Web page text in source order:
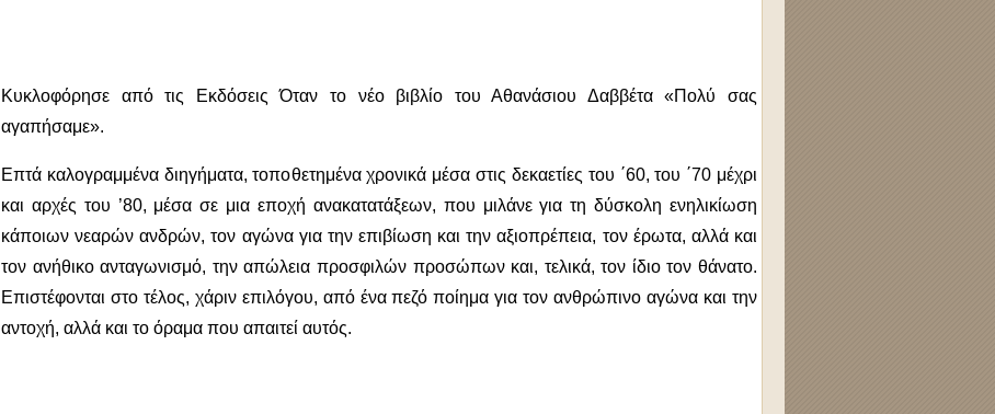
Κυκλοφόρησε από τις Εκδόσεις Όταν το νέο βιβλίο του Αθανάσιου Δαββέτα «Πολύ σας
αγαπήσαμε».
Επτά καλογραμμένα διηγήματα, τοποθετημένα χρονικά μέσα στις δεκαετίες του ΄60, του ΄70 μέχρι
και αρχές του ’80, μέσα σε μια εποχή ανακατατάξεων, που μιλάνε για τη δύσκολη ενηλικίωση
κάποιων νεαρών ανδρών, τον αγώνα για την επιβίωση και την αξιοπρέπεια, τον έρωτα, αλλά και
τον ανήθικο ανταγωνισμό, την απώλεια προσφιλών προσώπων και, τελικά, τον ίδιο τον θάνατο.
Επιστέφονται στο τέλος, χάριν επιλόγου, από ένα πεζό ποίημα για τον ανθρώπινο αγώνα και την
αντοχή, αλλά και το όραμα που απαιτεί αυτός.